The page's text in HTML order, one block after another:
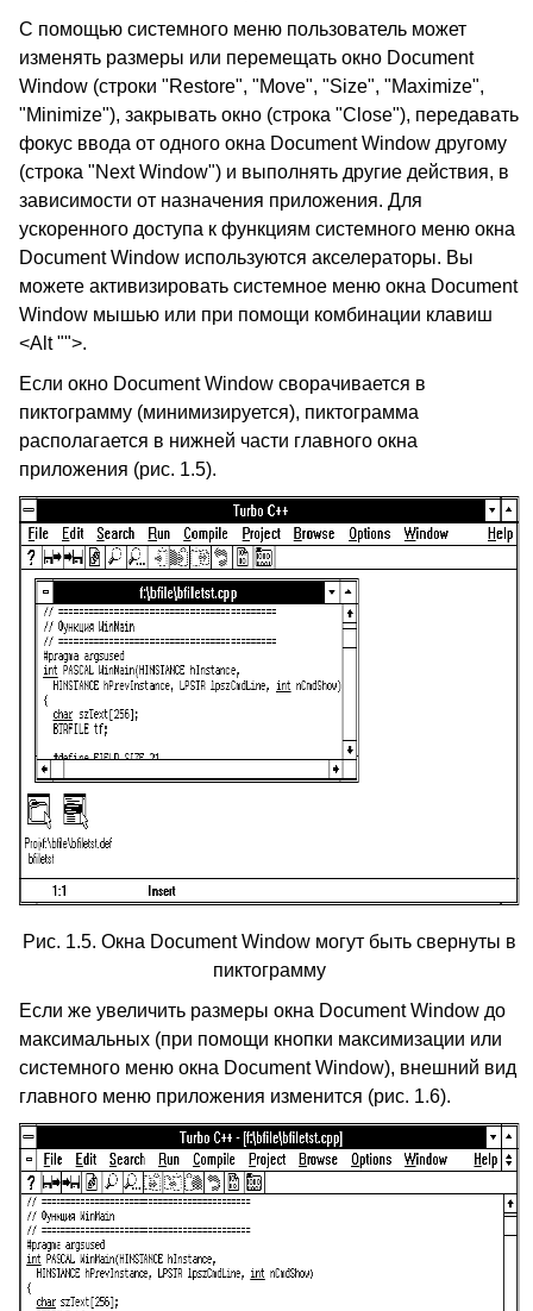
С помощью системного меню пользователь может
изменять размеры или перемещать окно Document
Window (строки "Restore", "Move", "Size", "Maximize",
"Minimize"), закрывать окно (строка "Close"), передавать
фокус ввода от одного окна Document Window другому
(строка "Next Window") и выполнять другие действия, в
зависимости от назначения приложения. Для
ускоренного доступа к функциям системного меню окна
Document Window используются акселераторы. Вы
можете активизировать системное меню окна Document
Window мышью или при помощи комбинации клавиш
<Alt "­">.
Если окно Document Window сворачивается в
пиктограмму (минимизируется), пиктограмма
располагается в нижней части главного окна
приложения (рис. 1.5).
Рис. 1.5. Окна Document Window могут быть свернуты в
пиктограмму
Если же увеличить размеры окна Document Window до
максимальных (при помощи кнопки максимизации или
системного меню окна Document Window), внешний вид
главного меню приложения изменится (рис. 1.6).